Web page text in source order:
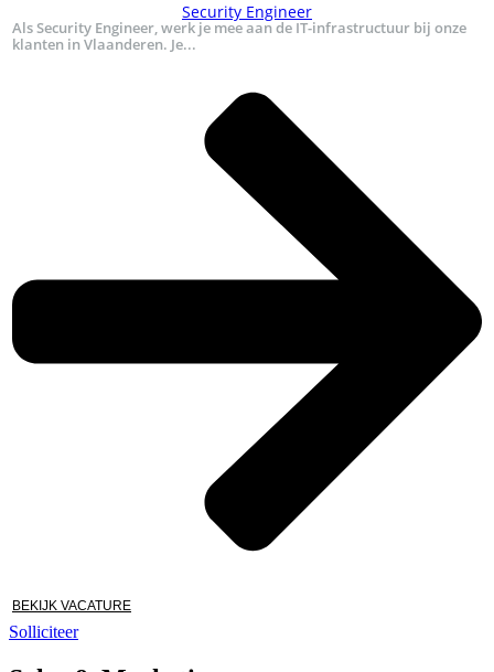
Security Engineer
Als Security Engineer, werk je mee aan de IT-infrastructuur bij onze
klanten in Vlaanderen. Je...
BEKIJK VACATURE
Solliciteer